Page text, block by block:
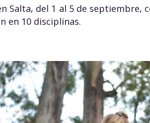
Salta, del 1 al 5 de
en 10 disciplinas.